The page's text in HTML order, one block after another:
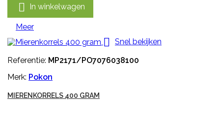
 In winkelwagen
Meer
 Snel bekijken
Referentie: MP2171/PO7076038100
Merk: Pokon
MIERENKORRELS 400 GRAM